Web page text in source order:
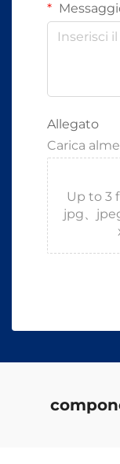
Allegato
Carica
Up to 3
jpg、